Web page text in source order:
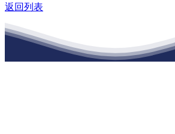
返回列表